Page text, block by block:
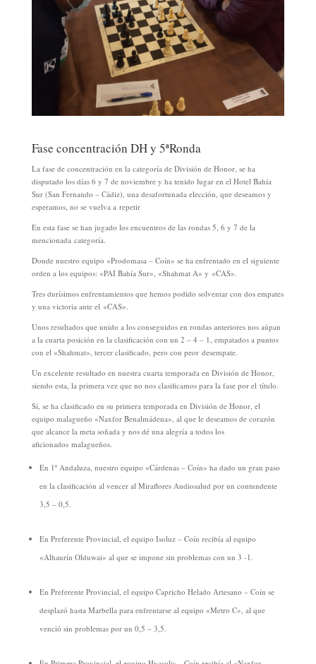
Fase concentración DH y 5ªRonda
La fase de concentración en la categoría de División de Honor, se ha
disputado los días 6 y 7 de noviembre y ha tenido lugar en el Hotel Bahía
Sur (San Fernando – Cádiz), una desafortunada elección, que deseamos y
esperamos, no se vuelva a repetir
En esta fase se han jugado los encuentros de las rondas 5, 6 y 7 de la
mencionada categoría.
Donde nuestro equipo «Prodomasa – Coín» se ha enfrentado en el siguiente
orden a los equipos: «PAI Bahía Sur», «Shahmat A» y «CAS».
Tres durísimos enfrentamientos que hemos podido solventar con dos empates
y una victoria ante el «CAS».
Unos resultados que unido a los conseguidos en rondas anteriores nos aúpan
a la cuarta posición en la clasificación con un 2 – 4 – 1, empatados a puntos
con el «Shahmat», tercer clasificado, pero con peor desempate.
Un excelente resultado en nuestra cuarta temporada en División de Honor,
siendo esta, la primera vez que no nos clasificamos para la fase por el título.
Sí, se ha clasificado en su primera temporada en División de Honor, el
equipo malagueño «Naxfor Benalmádena», al que le deseamos de corazón
que alcance la meta soñada y nos dé una alegría a todos los
aficionados malagueños.
En 1ª Andaluza, nuestro equipo «Cárdenas – Coín» ha dado un gran paso
en la clasificación al vencer al Miraflores Audiosalud por un contundente
3,5 – 0,5.
En Preferente Provincial, el equipo Isoluz – Coín recibía al equipo
«Alhaurín Olduwai» al que se impone sin problemas con un 3 -1.
En Preferente Provincial, el equipo Capricho Helado Artesano – Coín se
desplazó hasta Marbella para enfrentarse al equipo «Metro C», al que
venció sin problemas por un 0,5 – 3,5.